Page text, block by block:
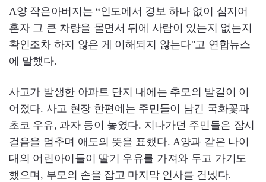
A양 작은아버지는 “인도에서 경보 하나 없이 심지어
혼자 그 큰 차량을 몰면서 뒤에 사람이 있는지 없는지
확인조차 하지 않은 게 이해되지 않는다"고 연합뉴스
에 말했다.
사고가 발생한 아파트 단지 내에는 추모의 발길이 이
어졌다. 사고 현장 한편에는 주민들이 남긴 국화꽃과
초코 우유, 과자 등이 놓였다. 지나가던 주민들은 잠시
걸음을 멈추며 애도의 뜻을 표했다. A양과 같은 나이
대의 어린아이들이 딸기 우유를 가져와 두고 가기도
했으며, 부모의 손을 잡고 마지막 인사를 건넸다.